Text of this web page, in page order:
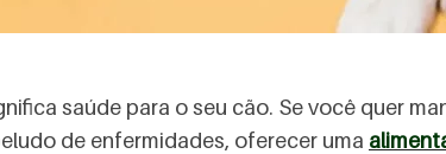
saúde para o seu cão. Se você quer
de enfermidades, oferecer uma